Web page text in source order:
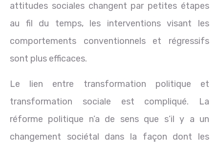
attitudes sociales changent par petites étapes
au fil du temps, les interventions visant les
comportements conventionnels et régressifs
sont plus efficaces.
Le lien entre transformation politique et
transformation sociale est compliqué. La
réforme politique n’a de sens que s’il y a un
changement sociétal dans la façon dont les